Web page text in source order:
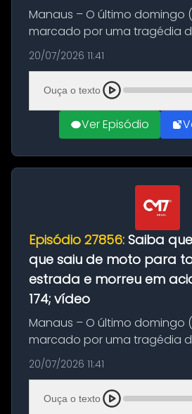
Manaus – O último domingo
marcado por uma tragédia
resultou na morte precoce de
BR-174, na zona rural de
com destino a um típico café
20/07/2026 11:41
Ouça o texto
Ver Episódio
Episódio 27856: Saiba
que saiu de moto para
estrada e morreu em
174; vídeo
Manaus – O último domingo
marcado por uma tragédia
resultou na morte precoce de
BR-174, na zona rural de
com destino a um típico café
20/07/2026 11:41
Ouça o texto